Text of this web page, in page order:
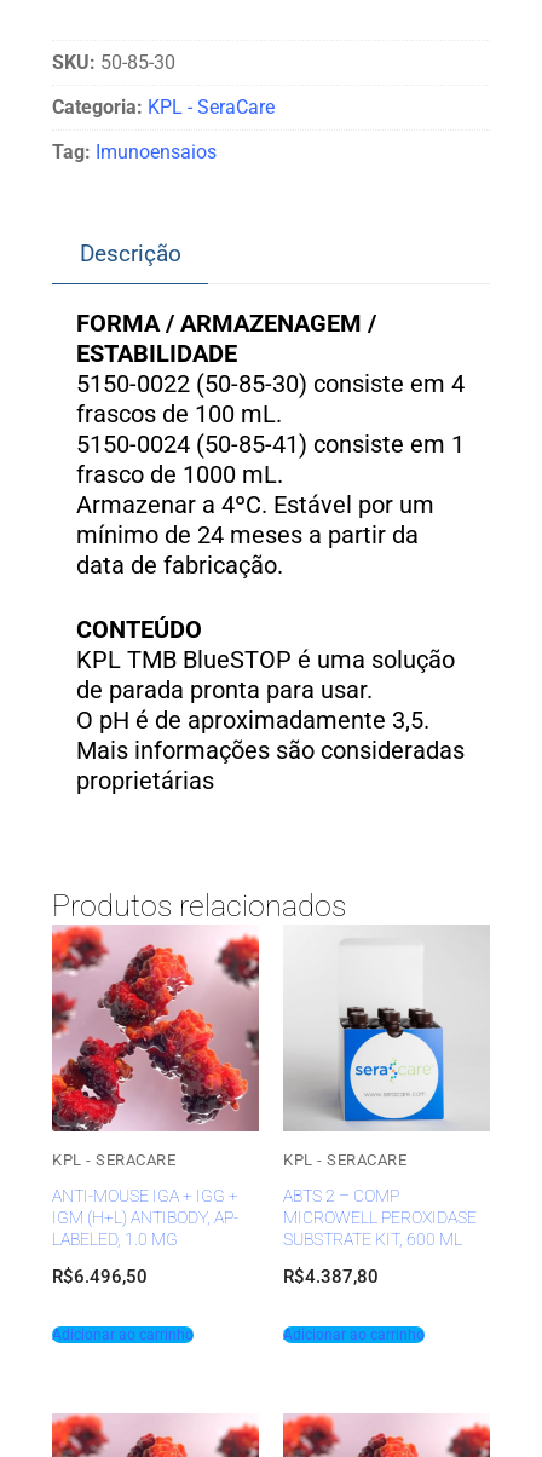
SKU: 50-85-30
Categoria: KPL - SeraCare
Tag: Imunoensaios
Descrição
FORMA / ARMAZENAGEM /
ESTABILIDADE
5150-0022 (50-85-30) consiste em 4
frascos de 100 mL.
5150-0024 (50-85-41) consiste em 1
frasco de 1000 mL.
Armazenar a 4ºC. Estável por um
mínimo de 24 meses a partir da
data de fabricação.
CONTEÚDO
KPL TMB BlueSTOP é uma solução
de parada pronta para usar.
O pH é de aproximadamente 3,5.
Mais informações são consideradas
proprietárias
Produtos relacionados
KPL - SERACARE
ANTI-MOUSE IGA + IGG +
IGM (H+L) ANTIBODY, AP-
LABELED, 1.0 MG
R$6.496,50
Adicionar ao carrinho
KPL - SERACARE
ABTS 2 – COMP
MICROWELL PEROXIDASE
SUBSTRATE KIT, 600 ML
R$4.387,80
Adicionar ao carrinho